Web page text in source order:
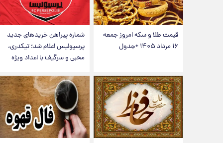
قیمت طلا و سکه امروز جمعه
۱۶ مرداد ۱۴۰۵ +جدول
شماره پیراهن خریدهای جدید
پرسپولیس اعلام شد؛ تیکدری،
محبی و سرگیف با اعداد ویژه